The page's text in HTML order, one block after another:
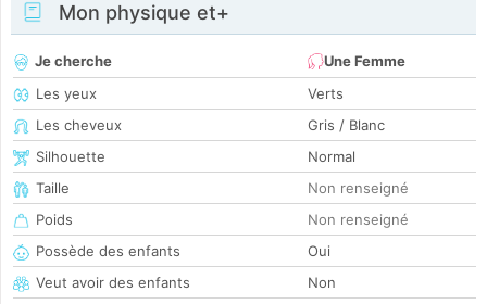
Mon physique et+
Je cherche
Une Femme
Les yeux
Verts
Les cheveux
Gris / Blanc
Silhouette
Normal
Taille
Non renseigné
Poids
Non renseigné
Possède des enfants
Oui
Veut avoir des enfants
Non